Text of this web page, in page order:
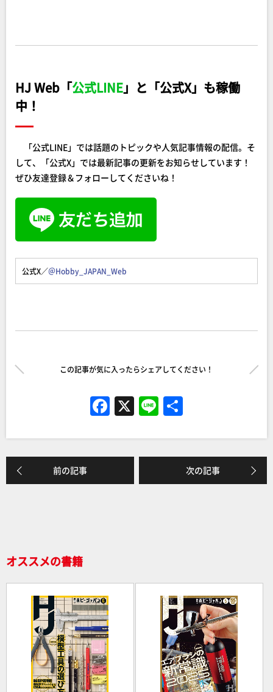
HJ Web「公式LINE」と「公式X」も稼働
中！
「公式LINE」では話題のトピックや人気記事情報の配信。そ
して、「公式X」では最新記事の更新をお知らせしています！
ぜひ友達登録＆フォローしてくださいね！
公式X／＠Hobby_JAPAN_Web
この記事が気に入ったらシェアしてください！
F
a
c
e
b
X Li
n
e
前の記事 次の記事
オススメの書籍